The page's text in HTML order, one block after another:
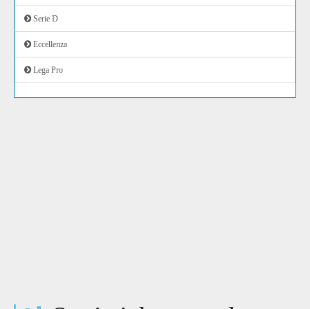
Serie D
Eccellenza
Lega Pro